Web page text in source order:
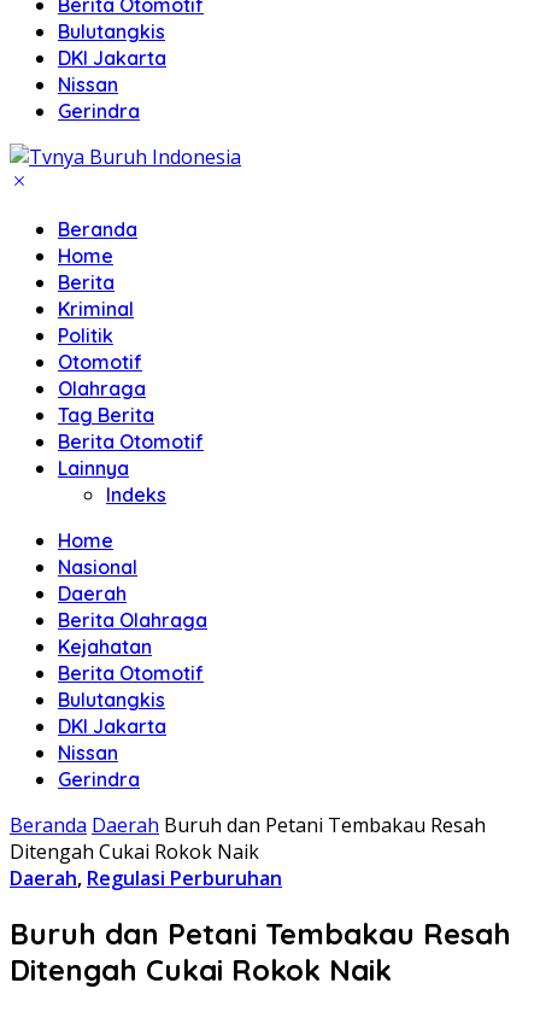
Berita Otomotif
Bulutangkis
DKI Jakarta
Nissan
Gerindra
Beranda
Home
Berita
Kriminal
Politik
Otomotif
Olahraga
Tag Berita
Berita Otomotif
Lainnya
Indeks
Home
Nasional
Daerah
Berita Olahraga
Kejahatan
Berita Otomotif
Bulutangkis
DKI Jakarta
Nissan
Gerindra
Beranda Daerah Buruh dan Petani Tembakau Resah
Ditengah Cukai Rokok Naik
Daerah, Regulasi Perburuhan
Buruh dan Petani Tembakau Resah
Ditengah Cukai Rokok Naik